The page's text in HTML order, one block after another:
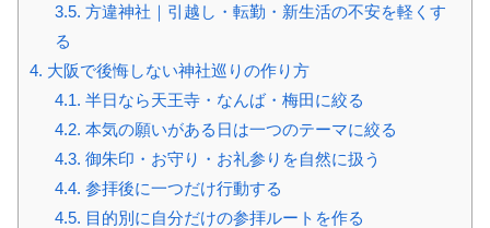
3.5. 方違神社｜引越し・転勤・新生活の不安を軽くす
る
4. 大阪で後悔しない神社巡りの作り方
4.1. 半日なら天王寺・なんば・梅田に絞る
4.2. 本気の願いがある日は一つのテーマに絞る
4.3. 御朱印・お守り・お礼参りを自然に扱う
4.4. 参拝後に一つだけ行動する
4.5. 目的別に自分だけの参拝ルートを作る